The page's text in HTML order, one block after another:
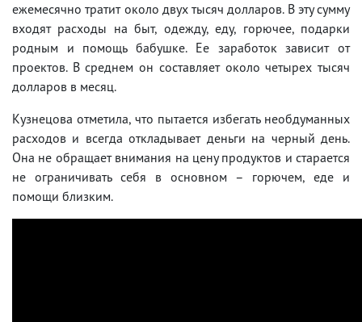
ежемесячно тратит около двух тысяч долларов. В эту сумму
входят расходы на быт, одежду, еду, горючее, подарки
родным и помощь бабушке. Ее заработок зависит от
проектов. В среднем он составляет около четырех тысяч
долларов в месяц.
Кузнецова отметила, что пытается избегать необдуманных
расходов и всегда откладывает деньги на черный день.
Она не обращает внимания на цену продуктов и старается
не ограничивать себя в основном – горючем, еде и
помощи близким.